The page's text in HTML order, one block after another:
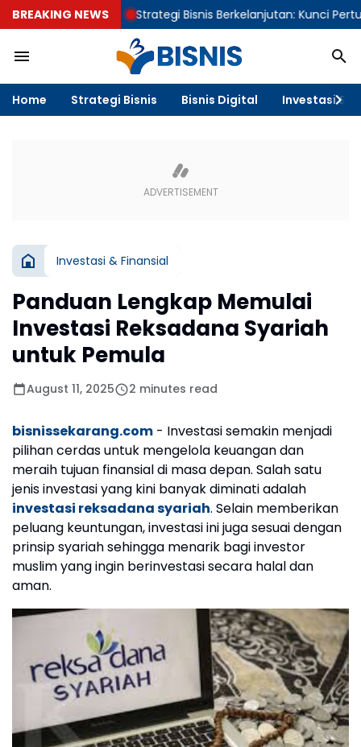
BREAKING NEWSStrategi Bisnis Berkelanjutan: Kunci
Home Strategi Bisnis Bisnis Digital Investasi &
Investasi & Finansial
Panduan Lengkap Memulai
Investasi Reksadana Syariah
untuk Pemula
August 11, 2025 2 minutes read
bisnissekarang.com - Investasi semakin menjadi
pilihan cerdas untuk mengelola keuangan dan
meraih tujuan finansial di masa depan. Salah satu
jenis investasi yang kini banyak diminati adalah
investasi reksadana syariah. Selain memberikan
peluang keuntungan, investasi ini juga sesuai dengan
prinsip syariah sehingga menarik bagi investor
muslim yang ingin berinvestasi secara halal dan
aman.